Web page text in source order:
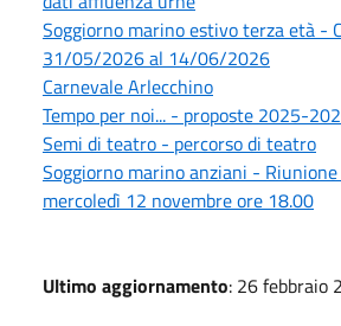
Soggiorno marino estivo terza età -
31/05/2026 al 14/06/2026
Carnevale Arlecchino
Tempo per noi... - proposte 2025-
Semi di teatro - percorso di teatro
Soggiorno marino anziani -
mercoledì 12 novembre ore 18.00
Ultimo aggiornamento: 26 febbraio